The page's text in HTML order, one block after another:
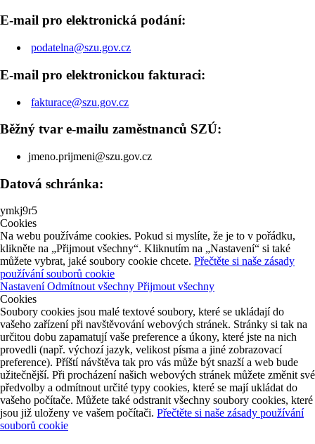
E-mail pro elektronická podání:
podatelna@szu.gov.cz
E-mail pro elektronickou fakturaci:
fakturace@szu.gov.cz
Běžný tvar e-mailu zaměstnanců SZÚ:
jmeno.prijmeni@szu.gov.cz
Datová schránka:
ymkj9r5
Cookies
Na webu používáme cookies. Pokud si myslíte, že je to v pořádku,
klikněte na „Přijmout všechny“. Kliknutím na „Nastavení“ si také
můžete vybrat, jaké soubory cookie chcete. Přečtěte si naše zásady
používání souborů cookie
Nastavení Odmítnout všechny Přijmout všechny
Cookies
Soubory cookies jsou malé textové soubory, které se ukládají do
vašeho zařízení při navštěvování webových stránek. Stránky si tak na
určitou dobu zapamatují vaše preference a úkony, které jste na nich
provedli (např. výchozí jazyk, velikost písma a jiné zobrazovací
preference). Příští návštěva tak pro vás může být snazší a web bude
užitečnější. Při procházení našich webových stránek můžete změnit své
předvolby a odmítnout určité typy cookies, které se mají ukládat do
vašeho počítače. Můžete také odstranit všechny soubory cookies, které
jsou již uloženy ve vašem počítači. Přečtěte si naše zásady používání
souborů cookie